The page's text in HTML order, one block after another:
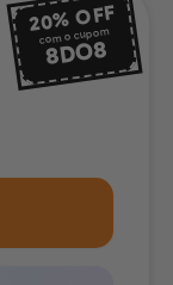
20%OFF
com o cupom
8DO8